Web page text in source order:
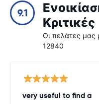
9.1
Κριτικές
Οι πελάτες μας
12840
very useful to find a